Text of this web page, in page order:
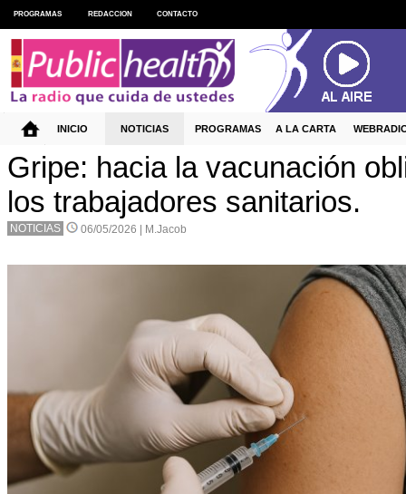
Gripe: hacia la vacunación
los trabajadores sanitarios.
NOTICIAS 06/05/2026 | M.Jacob
PROGRAMAS REDACCION CONTACTO
INICIO NOTICIAS PROGRAMAS A LA CARTA